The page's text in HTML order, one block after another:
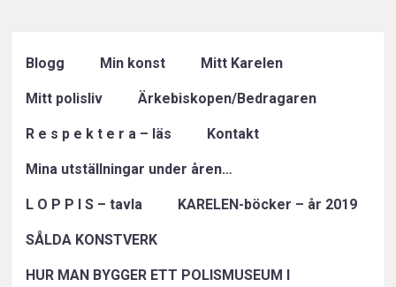
Blogg Min konst Mitt Karelen
Mitt polisliv Ärkebiskopen/Bedragaren
R e s p e k t e r a – läs Kontakt
Mina utställningar under åren…
L O P P I S – tavla KARELEN-böcker – år 2019
SÅLDA KONSTVERK
HUR MAN BYGGER ETT POLISMUSEUM I